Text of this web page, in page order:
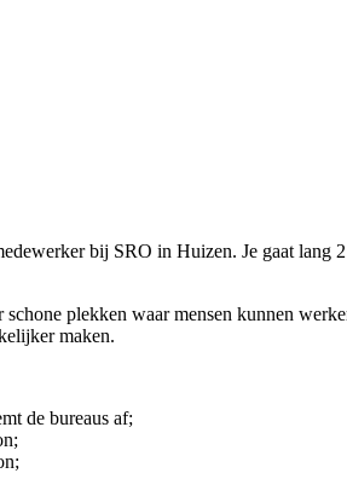
bij SRO in Huizen. Je gaat lang
plekken waar mensen kunnen
maken.
de bureaus af;